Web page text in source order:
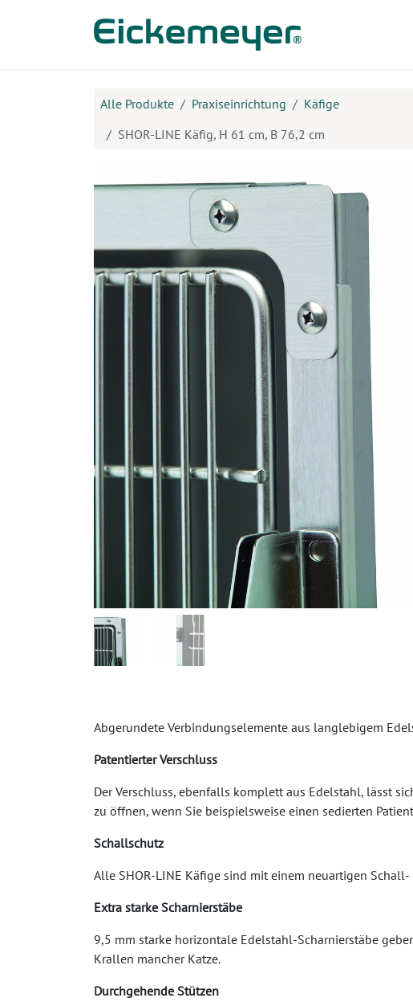
Alle Produkte Praxiseinrichtung
Käfige
SHOR-LINE Käfig, H 61 cm, B 76,2 cm
Abgerundete Verbindungselemente aus langlebigem
Patentierter Verschluss
Der Verschluss, ebenfalls komplett aus Edelstahl, lässt
zu öffnen, wenn Sie beispielsweise einen sedierten
Schallschutz
Alle SHOR-LINE Käfige sind mit einem neuartigen
Extra starke Scharnierstäbe
9,5 mm starke horizontale Edelstahl-Scharnierstäbe
Krallen mancher Katze.
Durchgehende Stützen